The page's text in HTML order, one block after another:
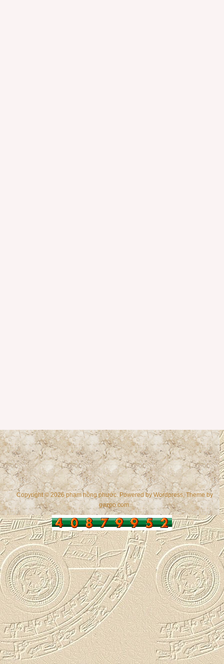
Copyright © 2026 phạm hồng phước. Powered byWordpress, Theme by
gazpo.com.